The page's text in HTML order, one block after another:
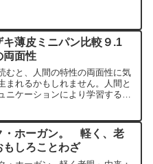
・です。」とほぼ同義なのでは
思い、聞き流していました...
キ薄皮ミニパン比較９.1
両面性
むと、人間の特性の両面性に気
まれるかもしれません。人間と
ニケーションにより学習する動
は一度、否定されると、次回か
の意図を深読みす...
・ホーガン。 軽く、老
もしろことわざ